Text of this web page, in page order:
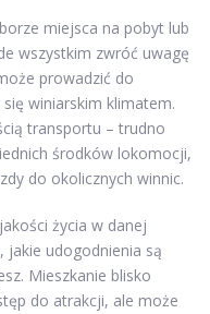
miejsca na pobyt lub
wszystkim zwróć uwagę
prowadzić do
winiarskim klimatem.
transportu – trudno
środków lokomocji,
do okolicznych winnic.
życia w danej
jakie udogodnienia są
Mieszkanie blisko
do atrakcji, ale może